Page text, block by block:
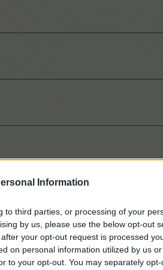
Information
to third parties, or processing of your
by us, please use the below opt-out
your opt-out request is processed
on personal information utilized by us
to your opt-out. You may separately